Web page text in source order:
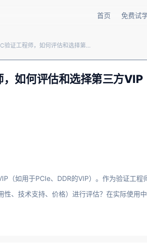
首页 免费试
数字IC验证工程师，如何评估和选择第三方VIP（验证IP）？有哪些坑需要注意？
如何评估和选择第三方
（如用于PCIe、DDR的VIP）。作为验证工
性、技术支持、价格）进行评估？在实际使用